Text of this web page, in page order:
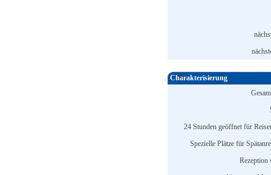
Charakterisierung
24 Stunden geöffnet für
Spezielle Plätze für
Rezeption